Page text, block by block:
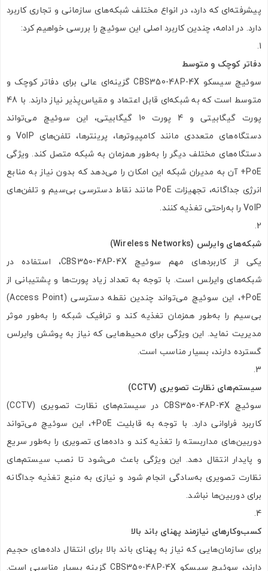
پیشرفته‌ای که دارد، در انواع مختلف شبکه‌های سازمانی و تجاری کاربرد
دارد. در ادامه، چندین کاربرد اصلی این سوئیچ را بررسی خواهیم کرد:
دفاتر کوچک و متوسط
سوئیچ سیسکو CBS350-48P-4X گزینه‌ای عالی برای دفاتر کوچک و
متوسط است که به شبکه‌ای قابل اعتماد و مقیاس‌پذیر نیاز دارند. با 48
پورت گیگابیتی و 4 پورت 10 گیگابیتی، این سوئیچ می‌تواند
دستگاه‌های متعددی مانند کامپیوترها، پرینترها، تلفن‌های VoIP و
دستگاه‌های مختلف دیگر را به‌طور همزمان به شبکه متصل کند. ویژگی
PoE+ آن به مدیران شبکه این امکان را می‌دهد که بدون نیاز به منابع
انرژی جداگانه، تجهیزات PoE مانند نقاط دسترسی بی‌سیم و تلفن‌های
VoIP را به‌راحتی تغذیه کنند.
شبکه‌های وایرلس (Wireless Networks)
یکی از کاربردهای مهم سوئیچ CBS350-48P-4X، استفاده در
شبکه‌های وایرلس است. با توجه به تعداد زیاد پورت‌ها و پشتیبانی از
PoE+، این سوئیچ می‌تواند چندین نقطه دسترسی (Access Point)
بی‌سیم را به‌طور همزمان تغذیه کند و ترافیک شبکه را به‌طور موثر
مدیریت نماید. این ویژگی برای محیط‌هایی که نیاز به پوشش وایرلس
گسترده دارند، بسیار مناسب است.
سیستم‌های نظارت تصویری (CCTV)
سوئیچ CBS350-48P-4X در سیستم‌های نظارت تصویری (CCTV)
کاربرد فراوانی دارد. با توجه به قابلیت PoE+، این سوئیچ می‌تواند
دوربین‌های مداربسته را تغذیه کند و داده‌های تصویری را به‌طور سریع
و پایدار انتقال دهد. این ویژگی باعث می‌شود تا نصب سیستم‌های
نظارت تصویری به‌سادگی انجام شود و نیازی به منبع تغذیه جداگانه
برای دوربین‌ها نباشد.
کسب‌وکارهای نیازمند پهنای باند بالا
برای سازمان‌هایی که نیاز به پهنای باند بالا برای انتقال داده‌های حجیم
دارند، سوئیچ سیسکو CBS350-48P-4X گزینه بسیار مناسبی است.